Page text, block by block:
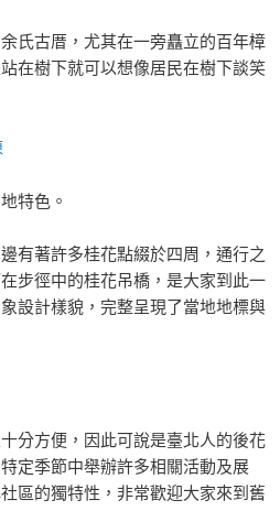
氏古厝，尤其在一旁矗立的百年樟
在樹下就可以想像居民在樹下談笑
特色。
有著許多桂花點綴於四周，通行之
步徑中的桂花吊橋，是大家到此一
設計樣貌，完整呈現了當地地標與
分方便，因此可說是臺北人的後花
定季節中舉辦許多相關活動及展
區的獨特性，非常歡迎大家來到舊